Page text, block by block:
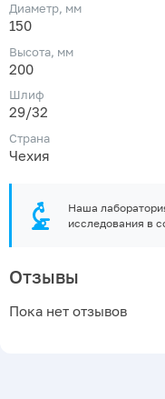
Диаметр, мм
150
Высота, мм
200
Шлиф
29/32
Страна
Чехия
Наша
исследования в
Отзывы
Пока нет отзывов